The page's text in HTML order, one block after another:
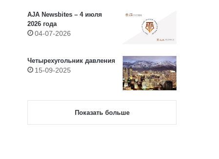
AJA Newsbites – 4 июля
2026 года
04-07-2026
Четырехугольник давления
15-09-2025
Показать больше